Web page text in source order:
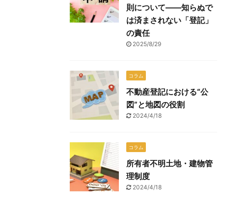
則について――知らぬで
は済まされない「登記」
の責任
2025/8/29
コラム
不動産登記における“公
図”と地図の役割
2024/4/18
コラム
所有者不明土地・建物管
理制度
2024/4/18